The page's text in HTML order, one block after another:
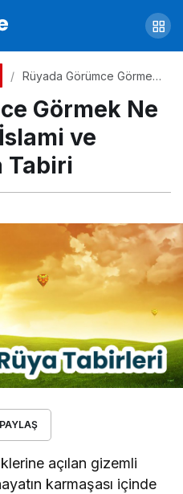
Rüyada Görümce Görmek
Psikolojik Rüya Tabiri
Görmek Ne
ve
Tabiri
PAYLAŞ
açılan gizemli
karmaşası içinde
Ne Anlama Gelir?